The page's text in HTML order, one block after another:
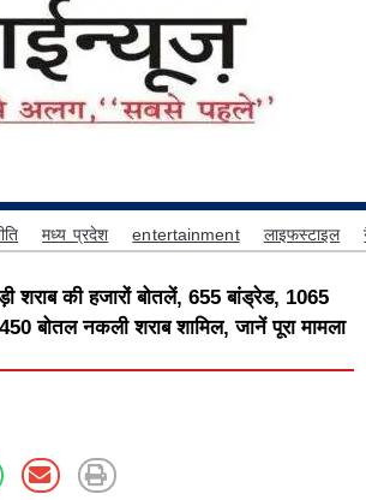
मध्य प्रदेश entertainment लाइफस्टाइल
की हजारों बोतलें, 655 बांड्रेड, 1065
बोतल नकली शराब शामिल, जानें पूरा मामला